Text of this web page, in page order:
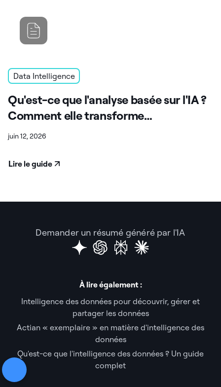
Data Intelligence
Qu'est-ce que l'analyse basée sur l'IA ?
Comment elle transforme
informatique décisionnelle
juin 12, 2026
Lire le guide
Demander un résumé généré par l'IA
À lire également :
Intelligence des données pour découvrir, gérer et
partager les données
Actian « exemplaire » en matière d'intelligence des
données
Qu'est-ce que l'intelligence des données ? Un guide
complet